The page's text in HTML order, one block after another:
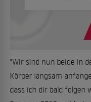
"Wir sind nun beide in
Körper langsam
dass ich dir bald folgen